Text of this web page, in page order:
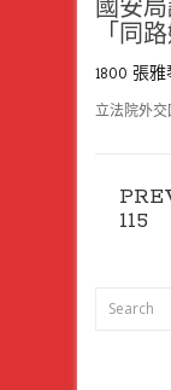
國安
「同
1800 張
立法院外
115